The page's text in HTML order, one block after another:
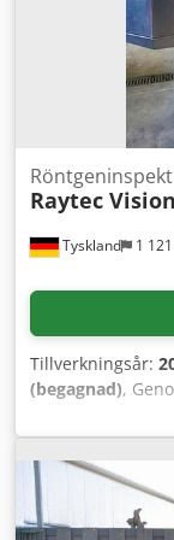
Tyskland 1
Raytec Vision
Tillverkningsår:
(begagnad),
detektering av
3x3x3 mm,
ca 3x3x3 mm.